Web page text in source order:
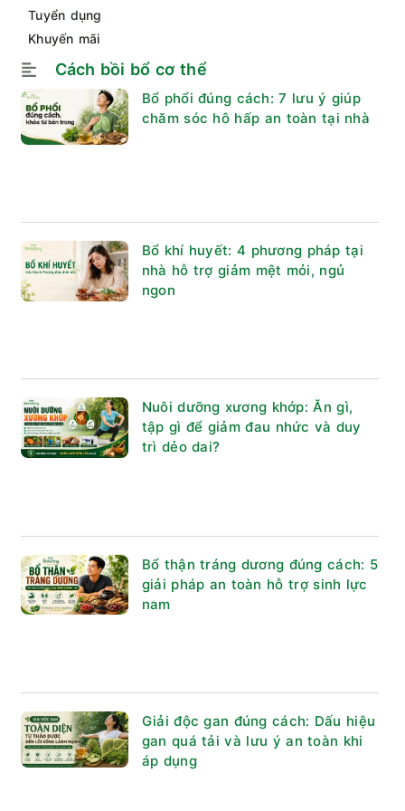
Tuyển dụng
Khuyến mãi
Cách bồi bổ cơ thể
Bổ phổi đúng cách: 7 lưu ý giúp
chăm sóc hô hấp an toàn tại nhà
Bổ khí huyết: 4 phương pháp tại
nhà hỗ trợ giảm mệt mỏi, ngủ
ngon
Nuôi dưỡng xương khớp: Ăn gì,
tập gì để giảm đau nhức và duy
trì dẻo dai?
Bổ thận tráng dương đúng cách: 5
giải pháp an toàn hỗ trợ sinh lực
nam
Giải độc gan đúng cách: Dấu hiệu
gan quá tải và lưu ý an toàn khi
áp dụng